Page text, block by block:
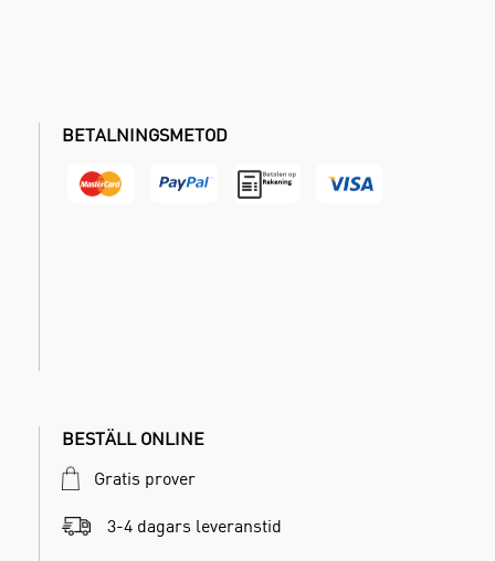
BETALNINGSMETOD
BESTÄLL ONLINE
Gratis prover
3-4 dagars leveranstid